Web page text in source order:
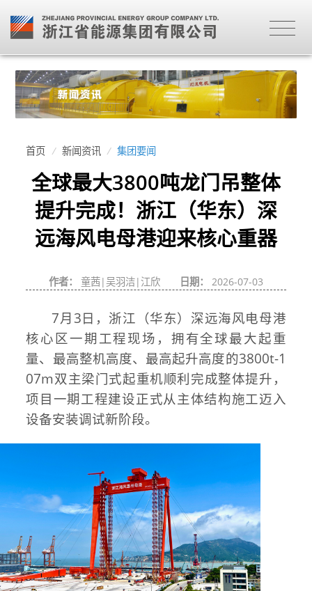
首页 / 新闻资讯 / 集团要闻
全球最大3800吨龙门吊整体
提升完成！浙江（华东）深
远海风电母港迎来核心重器
作者： 童茜|吴羽洁|江欣 日期： 2026-07-03
7月3日，浙江（华东）深远海风电母港
核心区一期工程现场，拥有全球最大起重
量、最高整机高度、最高起升高度的3800t-1
07m双主梁门式起重机顺利完成整体提升，
项目一期工程建设正式从主体结构施工迈入
设备安装调试新阶段。